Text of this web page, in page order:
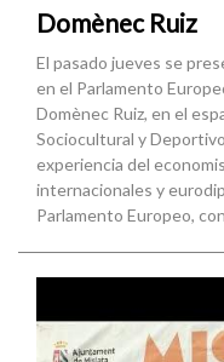
Domènec Ruiz
El pasado jueves se
en el Parlamento
Domènec Ruiz, en el
Sociocultural y
experiencia del
internacionales y
Parlamento Europeo,